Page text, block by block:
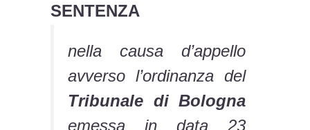
SENTENZA
nella causa d’appello
avverso l’ordinanza del
Tribunale di Bologna
emessa in data 23